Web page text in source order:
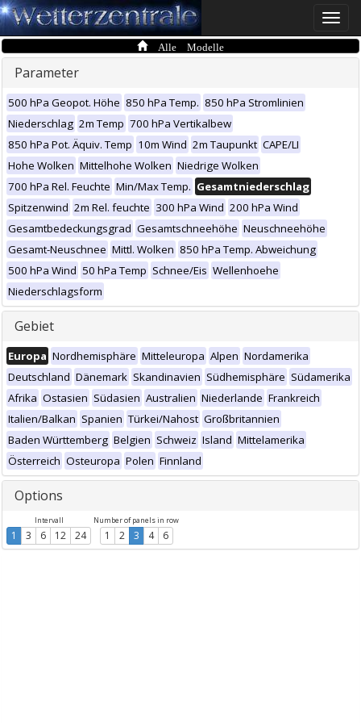
Toggle
Alle Modelle
Parameter
500 hPa Geopot. Höhe 850 hPa Temp. 850 hPa Stromlinien
Niederschlag 2m Temp 700 hPa Vertikalbew
850 hPa Pot. Äquiv. Temp 10m Wind 2m Taupunkt CAPE/LI
Hohe Wolken Mittelhohe Wolken Niedrige Wolken
700 hPa Rel. Feuchte Min/Max Temp. Gesamtniederschlag
Spitzenwind 2m Rel. feuchte 300 hPa Wind 200 hPa Wind
Gesamtbedeckungsgrad Gesamtschneehöhe Neuschneehöhe
Gesamt-Neuschnee Mittl. Wolken 850 hPa Temp. Abweichung
500 hPa Wind 50 hPa Temp Schnee/Eis Wellenhoehe
Niederschlagsform
Gebiet
Europa Nordhemisphäre Mitteleuropa Alpen Nordamerika
Deutschland Dänemark Skandinavien Südhemisphäre Südamerika
Afrika Ostasien Südasien Australien Niederlande Frankreich
Italien/Balkan Spanien Türkei/Nahost Großbritannien
Baden Württemberg Belgien Schweiz Island Mittelamerika
Österreich Osteuropa Polen Finnland
Options
Intervall
1 3 6 12 24
Number of panels in row
1 2 3 4 6